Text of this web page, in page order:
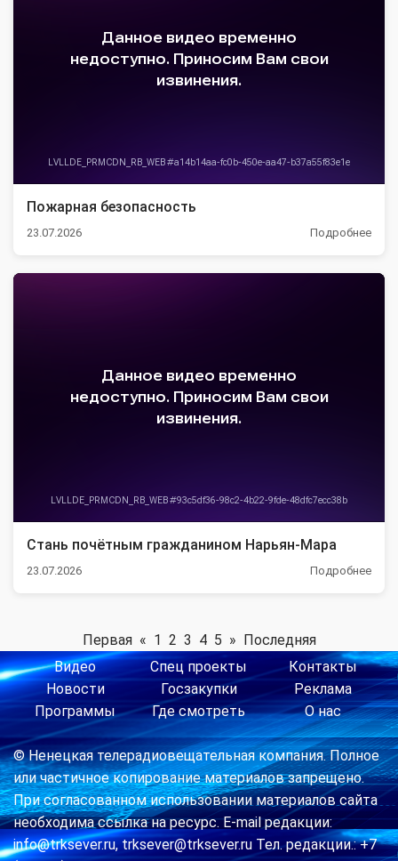
Пожарная безопасность
23.07.2026 Подробнее
Стань почётным гражданином Нарьян-Мара
23.07.2026 Подробнее
Первая « 1 2 3 4 5 » Последняя
Видео
Новости
Программы
Спец проекты
Госзакупки
Где смотреть
Контакты
Реклама
О нас
© Ненецкая телерадиовещательная компания. Полное
или частичное копирование материалов запрещено.
При согласованном использовании материалов сайта
необходима ссылка на ресурс. E-mail редакции:
info@trksever.ru, trksever@trksever.ru Тел. редакции.: +7